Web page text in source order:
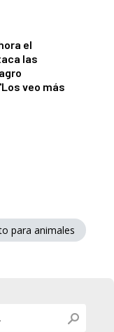
el
las
veo más
para animales